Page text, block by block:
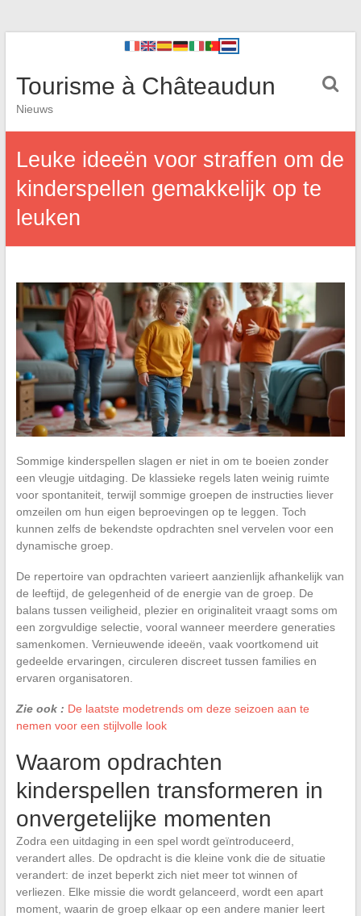
Tourisme à Châteaudun
Nieuws
Leuke ideeën voor straffen om de
kinderspellen gemakkelijk op te
leuken
Sommige kinderspellen slagen er niet in om te boeien zonder
een vleugje uitdaging. De klassieke regels laten weinig ruimte
voor spontaniteit, terwijl sommige groepen de instructies liever
omzeilen om hun eigen beproevingen op te leggen. Toch
kunnen zelfs de bekendste opdrachten snel vervelen voor een
dynamische groep.
De repertoire van opdrachten varieert aanzienlijk afhankelijk van
de leeftijd, de gelegenheid of de energie van de groep. De
balans tussen veiligheid, plezier en originaliteit vraagt soms om
een zorgvuldige selectie, vooral wanneer meerdere generaties
samenkomen. Vernieuwende ideeën, vaak voortkomend uit
gedeelde ervaringen, circuleren discreet tussen families en
ervaren organisatoren.
Zie ook : De laatste modetrends om deze seizoen aan te
nemen voor een stijlvolle look
Waarom opdrachten
kinderspellen transformeren in
onvergetelijke momenten
Zodra een uitdaging in een spel wordt geïntroduceerd,
verandert alles. De opdracht is die kleine vonk die de situatie
verandert: de inzet beperkt zich niet meer tot winnen of
verliezen. Elke missie die wordt gelanceerd, wordt een apart
moment, waarin de groep elkaar op een andere manier leert